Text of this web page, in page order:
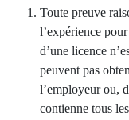
Toute preuve
l’expérience
d’une licence
peuvent pas
l’employeur ou,
contienne tous